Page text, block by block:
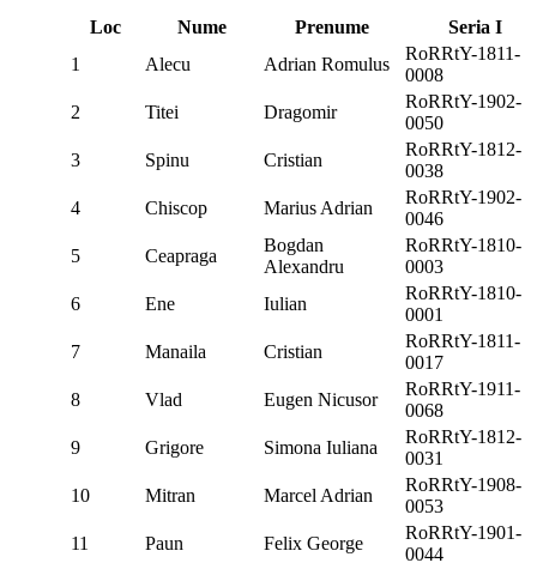
Loc Nume Prenume
Seria I
1
Alecu Adrian Romulus
RoRRtY-1811-
0008
2
Titei Dragomir
RoRRtY-1902-
0050
3
Spinu Cristian
RoRRtY-1812-
0038
4
Chiscop Marius Adrian
RoRRtY-1902-
0046
5
Ceapraga
Bogdan
Alexandru
RoRRtY-1810-
0003
6
Ene Iulian
RoRRtY-1810-
0001
7
Manaila Cristian
RoRRtY-1811-
0017
8
Vlad Eugen Nicusor
RoRRtY-1911-
0068
9
Grigore Simona Iuliana
RoRRtY-1812-
0031
10
Mitran Marcel Adrian
RoRRtY-1908-
0053
11
Paun Felix George
RoRRtY-1901-
0044